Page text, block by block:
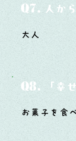
Q7. 人か
大人
Q8. 「幸
お菓子を食